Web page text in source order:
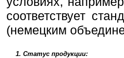
соответствует
(немецким
1. Статус продукции: